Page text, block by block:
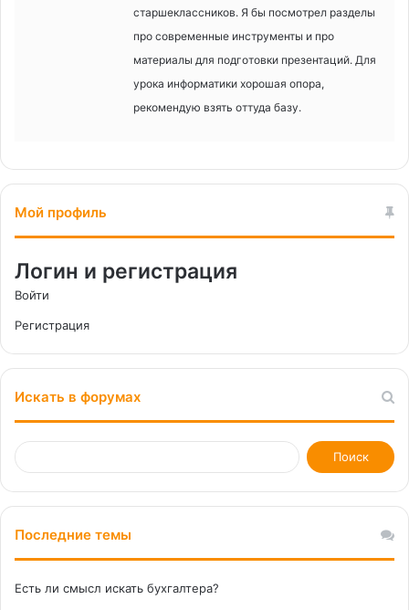
старшеклассников. Я бы посмотрел разделы
про современные инструменты и про
материалы для подготовки презентаций. Для
урока информатики хорошая опора,
рекомендую взять оттуда базу.
Мой профиль
Логин и регистрация
Войти
Регистрация
Искать в форумах
Последние темы
Есть ли смысл искать бухгалтера?